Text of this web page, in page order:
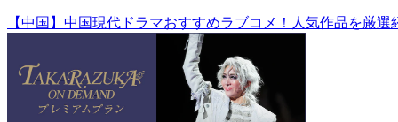
【中国】中国現代ドラマおすすめラブコメ！人気作品を厳選